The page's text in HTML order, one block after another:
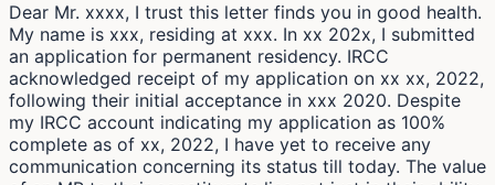
Dear Mr. xxxx, I trust this letter finds you in good health.
My name is xxx, residing at xxx. In xx 202x, I submitted
an application for permanent residency. IRCC
acknowledged receipt of my application on xx xx, 2022,
following their initial acceptance in xxx 2020. Despite
my IRCC account indicating my application as 100%
complete as of xx, 2022, I have yet to receive any
communication concerning its status till today. The value